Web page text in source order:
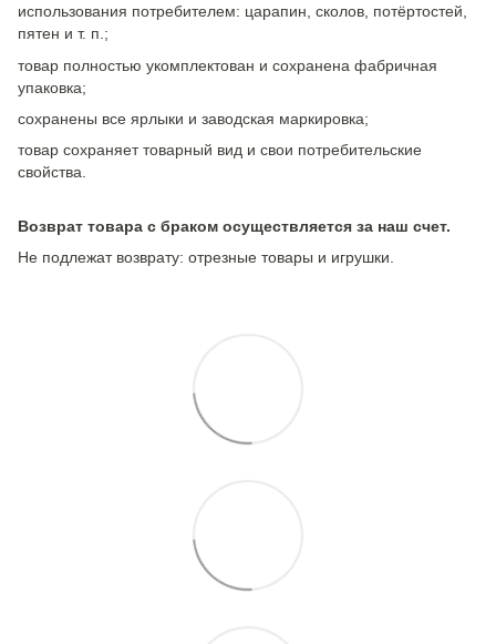
использования потребителем: царапин, сколов, потёртостей,
пятен и т. п.;
товар полностью укомплектован и сохранена фабричная
упаковка;
сохранены все ярлыки и заводская маркировка;
товар сохраняет товарный вид и свои потребительские
свойства.
Возврат товара с браком осуществляется за наш счет.
Не подлежат возврату: отрезные товары и игрушки.